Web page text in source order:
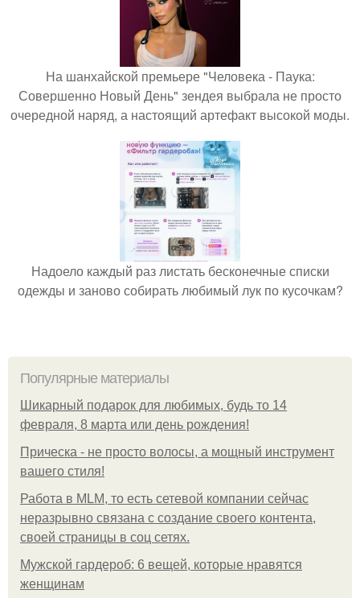
На шанхайской премьере "Человека - Паука:
Совершенно Новый День" зендея выбрала не просто
очередной наряд, а настоящий артефакт высокой моды.
Надоело каждый раз листать бесконечные списки
одежды и заново собирать любимый лук по кусочкам?
Популярные материалы
Шикарный подарок для любимых, будь то 14
февраля, 8 марта или день рождения!
Прическа - не просто волосы, а мощный инструмент
вашего стиля!
Работа в MLM, то есть сетевой компании сейчас
неразрывно связана с создание своего контента,
своей страницы в соц сетях.
Мужской гардероб: 6 вещей, которые нравятся
женщинам